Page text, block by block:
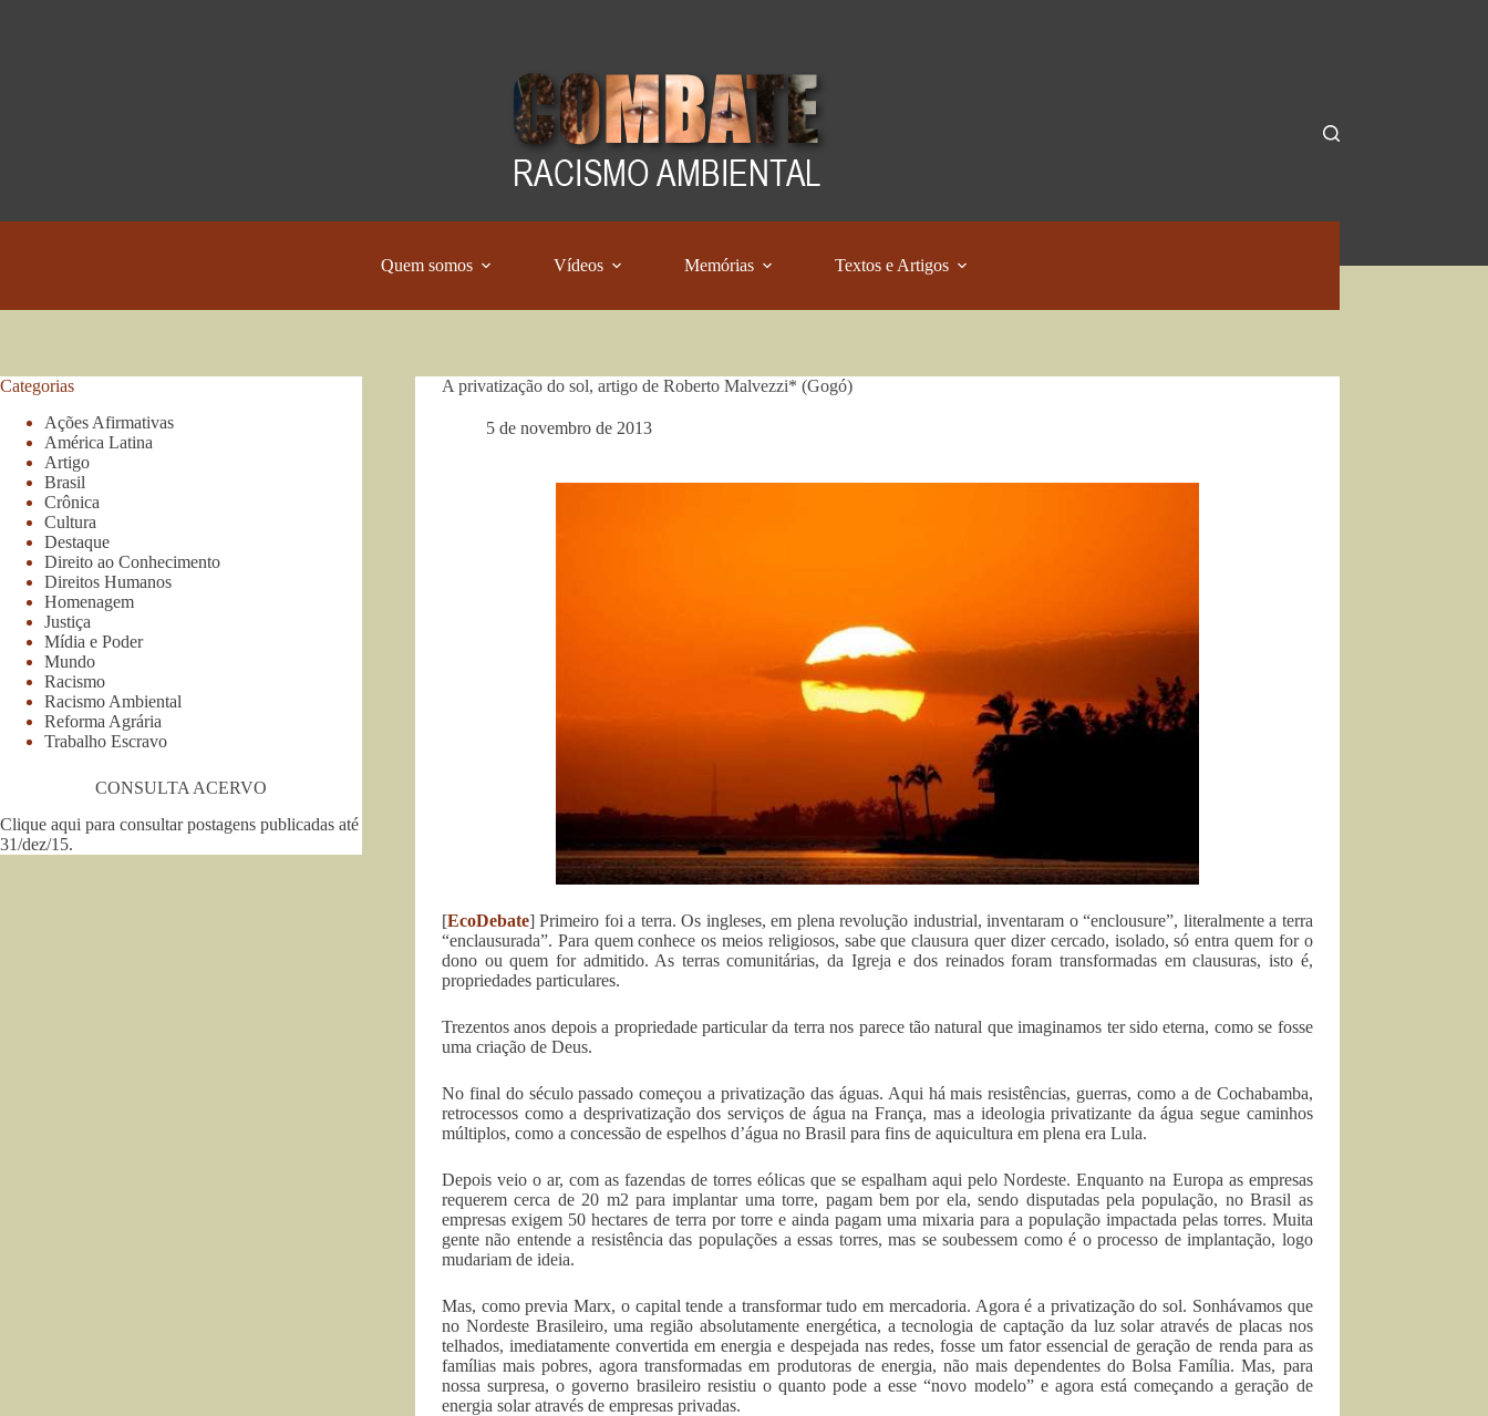
Quem somos Vídeos Memórias Textos e Artigos
A privatização do sol, artigo de Roberto Malvezzi* (Gogó)
5 de novembro de 2013
[EcoDebate] Primeiro foi a terra. Os ingleses, em plena revolução industrial, inventaram o “enclousure”, literalmente a terra
“enclausurada”. Para quem conhece os meios religiosos, sabe que clausura quer dizer cercado, isolado, só entra quem for o
dono ou quem for admitido. As terras comunitárias, da Igreja e dos reinados foram transformadas em clausuras, isto é,
propriedades particulares.
Trezentos anos depois a propriedade particular da terra nos parece tão natural que imaginamos ter sido eterna, como se fosse
uma criação de Deus.
No final do século passado começou a privatização das águas. Aqui há mais resistências, guerras, como a de Cochabamba,
retrocessos como a desprivatização dos serviços de água na França, mas a ideologia privatizante da água segue caminhos
múltiplos, como a concessão de espelhos d’água no Brasil para fins de aquicultura em plena era Lula.
Depois veio o ar, com as fazendas de torres eólicas que se espalham aqui pelo Nordeste. Enquanto na Europa as empresas
requerem cerca de 20 m2 para implantar uma torre, pagam bem por ela, sendo disputadas pela população, no Brasil as
empresas exigem 50 hectares de terra por torre e ainda pagam uma mixaria para a população impactada pelas torres. Muita
gente não entende a resistência das populações a essas torres, mas se soubessem como é o processo de implantação, logo
mudariam de ideia.
Mas, como previa Marx, o capital tende a transformar tudo em mercadoria. Agora é a privatização do sol. Sonhávamos que
no Nordeste Brasileiro, uma região absolutamente energética, a tecnologia de captação da luz solar através de placas nos
telhados, imediatamente convertida em energia e despejada nas redes, fosse um fator essencial de geração de renda para as
famílias mais pobres, agora transformadas em produtoras de energia, não mais dependentes do Bolsa Família. Mas, para
nossa surpresa, o governo brasileiro resistiu o quanto pode a esse “novo modelo” e agora está começando a geração de
energia solar através de empresas privadas.
Categorias
Ações Afirmativas
América Latina
Artigo
Brasil
Crônica
Cultura
Destaque
Direito ao Conhecimento
Direitos Humanos
Homenagem
Justiça
Mídia e Poder
Mundo
Racismo
Racismo Ambiental
Reforma Agrária
Trabalho Escravo
CONSULTA ACERVO
Clique aqui para consultar postagens publicadas até
31/dez/15.